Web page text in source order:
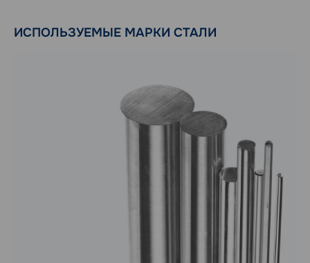
ИСПОЛЬЗУЕМЫЕ МАРКИ СТАЛИ